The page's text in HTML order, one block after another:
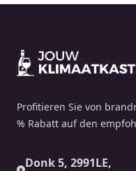
Profitieren Sie von
% Rabatt auf den
Donk 5, 2991LE,